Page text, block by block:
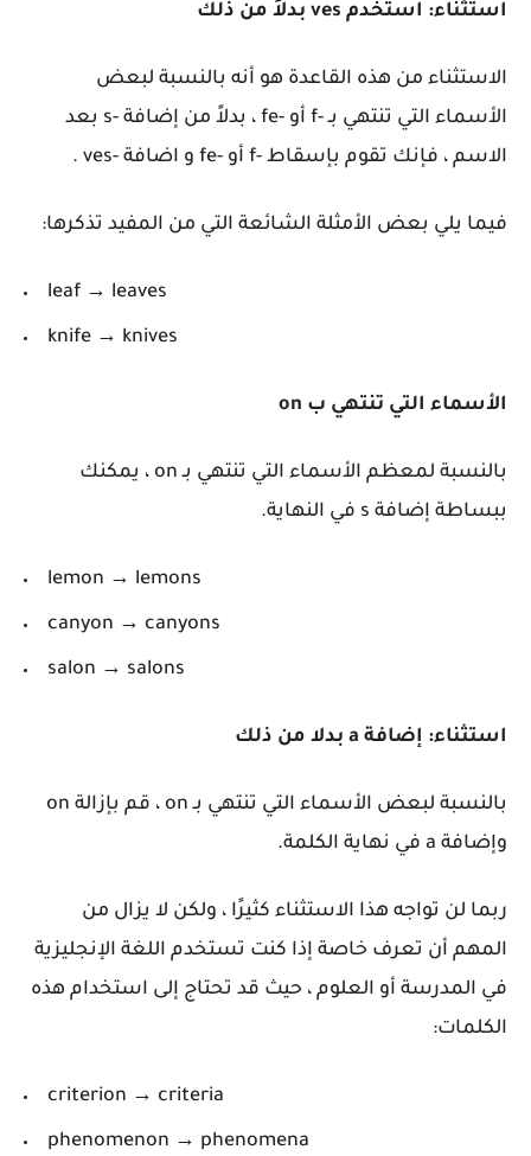
استثناء: استخدم ves بدلاً من ذلك
الاستثناء من هذه القاعدة هو أنه بالنسبة لبعض
الأسماء التي تنتهي بـ -f أو -fe ، بدلاً من إضافة -s بعد
الاسم ، فإنك تقوم بإسقاط -f أو -fe و اضافة -ves .
فيما يلي بعض الأمثلة الشائعة التي من المفيد تذكرها:
leaf → leaves
knife → knives
الأسماء التي تنتهي ب on
بالنسبة لمعظم الأسماء التي تنتهي بـ on ، يمكنك
ببساطة إضافة s في النهاية.
lemon → lemons
canyon → canyons
salon → salons
استثناء: إضافة a بدلا من ذلك
بالنسبة لبعض الأسماء التي تنتهي بـ on ، قم بإزالة on
وإضافة a في نهاية الكلمة.
ربما لن تواجه هذا الاستثناء كثيرًا ، ولكن لا يزال من
المهم أن تعرف خاصة إذا كنت تستخدم اللغة الإنجليزية
في المدرسة أو العلوم ، حيث قد تحتاج إلى استخدام هذه
الكلمات:
criterion → criteria
phenomenon → phenomena